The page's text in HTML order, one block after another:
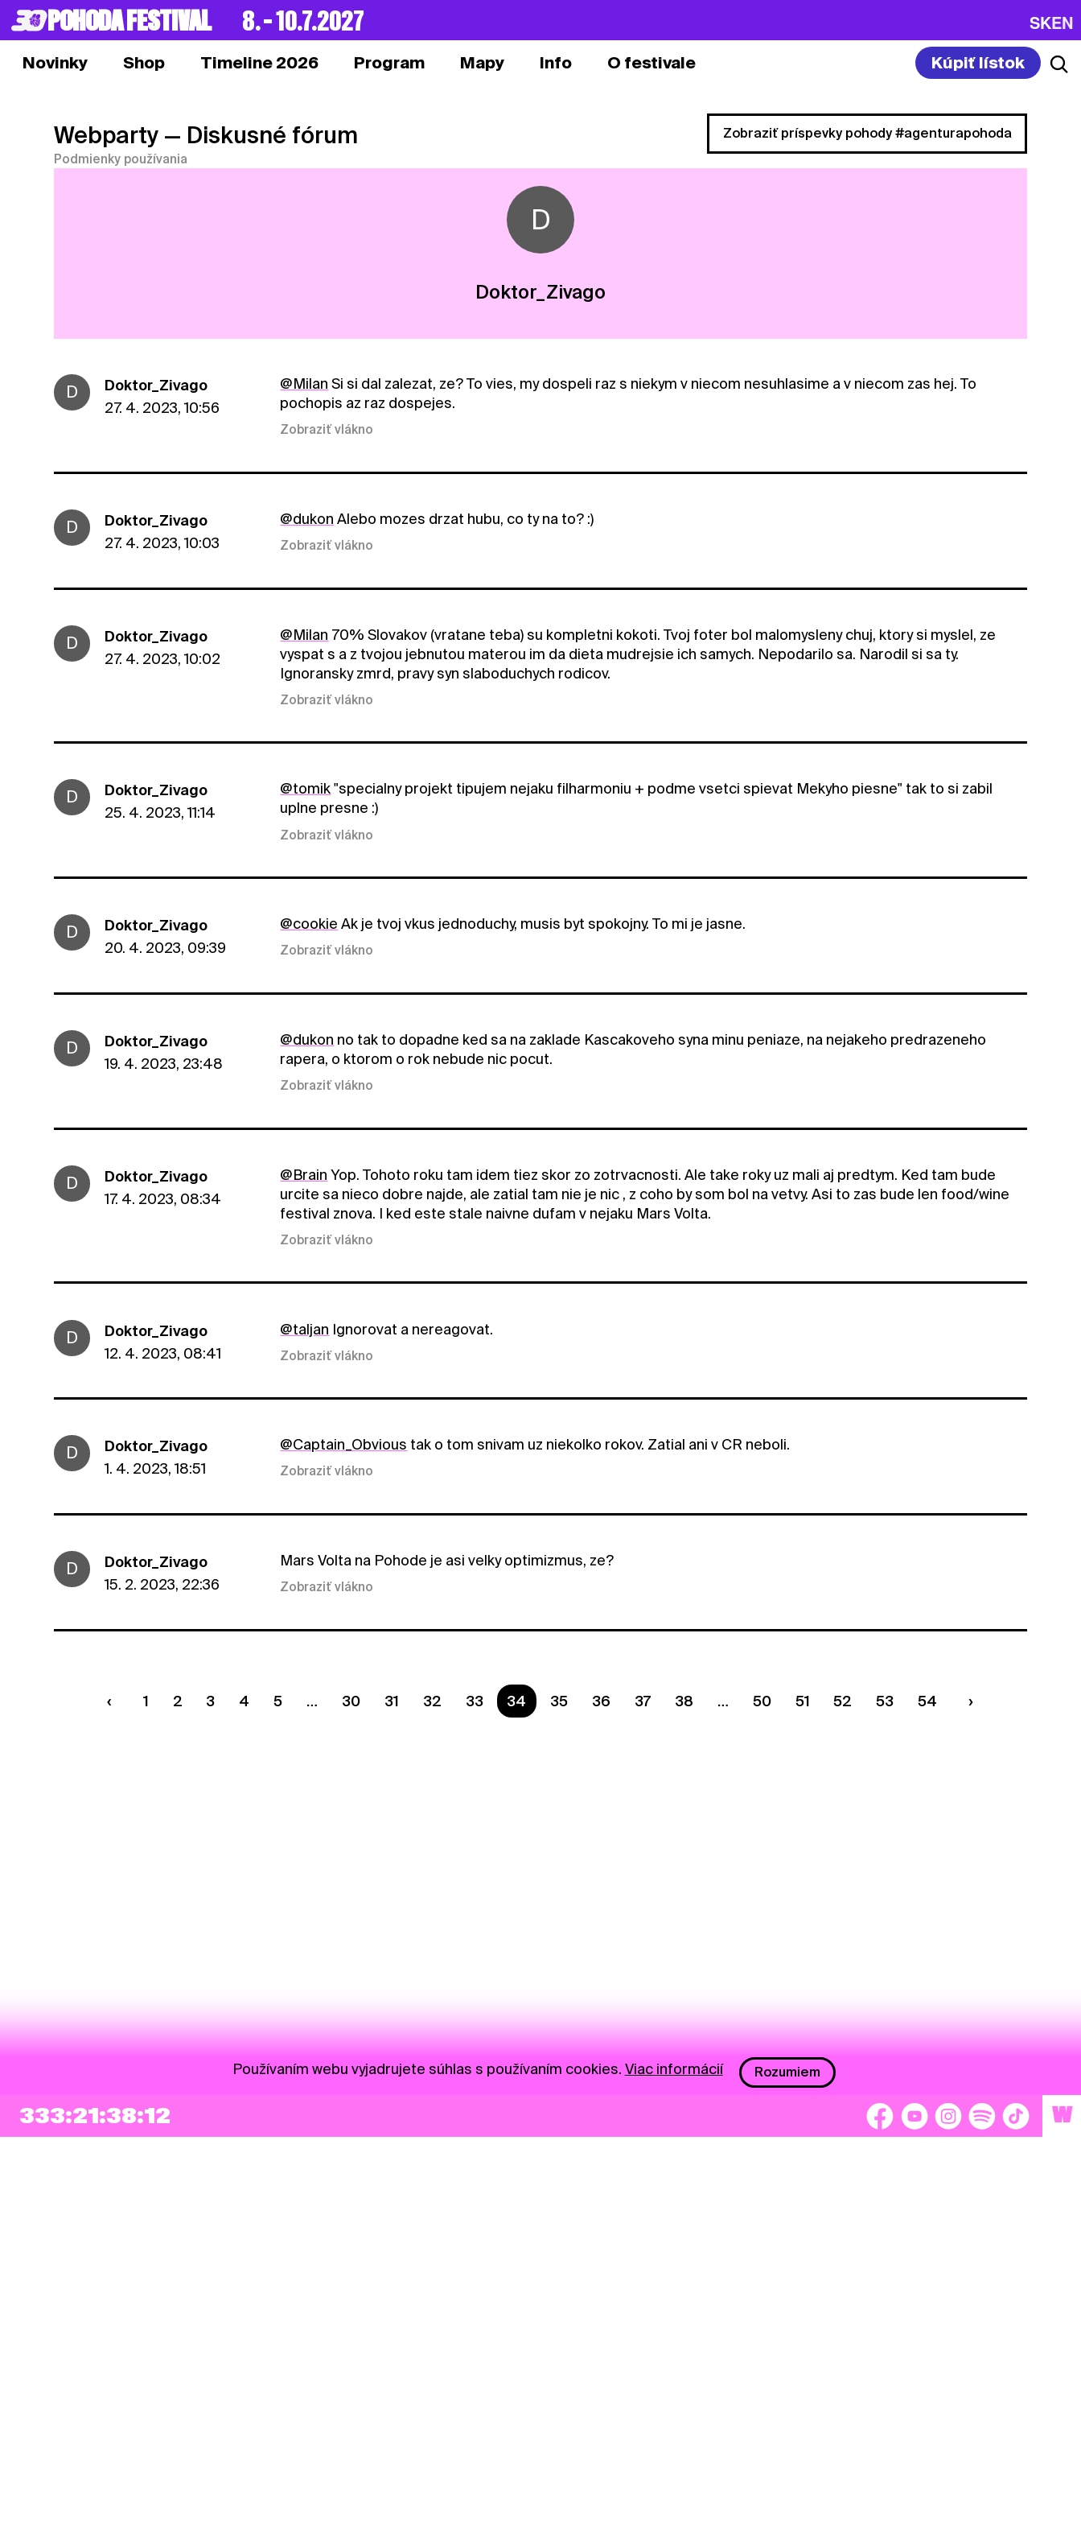
POHODA FESTIVAL 8. – 10.7.2027 SKEN
Novinky Shop Timeline 2026 Program Mapy Info O festivale Kúpiť lístok
Webparty — Diskusné fórum
Podmienky používania
Zobraziť príspevky pohody #agenturapohoda
D
Doktor_Zivago
D
Doktor_Zivago
27. 4. 2023, 10:56
@Milan Si si dal zalezat, ze? To vies, my dospeli raz s niekym v niecom nesuhlasime a v niecom zas hej. To
pochopis az raz dospejes.
Zobraziť vlákno
D
Doktor_Zivago
27. 4. 2023, 10:03
@dukon Alebo mozes drzat hubu, co ty na to? :)
Zobraziť vlákno
D
Doktor_Zivago
27. 4. 2023, 10:02
@Milan 70% Slovakov (vratane teba) su kompletni kokoti. Tvoj foter bol malomysleny chuj, ktory si myslel, ze
vyspat s a z tvojou jebnutou materou im da dieta mudrejsie ich samych. Nepodarilo sa. Narodil si sa ty.
Ignoransky zmrd, pravy syn slaboduchych rodicov.
Zobraziť vlákno
D
Doktor_Zivago
25. 4. 2023, 11:14
@tomik"specialny projekt tipujem nejaku filharmoniu + podme vsetci spievat Mekyho piesne" tak to si zabil
uplne presne :)
Zobraziť vlákno
D
Doktor_Zivago
20. 4. 2023, 09:39
@cookie Ak je tvoj vkus jednoduchy, musis byt spokojny. To mi je jasne.
Zobraziť vlákno
D
Doktor_Zivago
19. 4. 2023, 23:48
@dukon no tak to dopadne ked sa na zaklade Kascakoveho syna minu peniaze, na nejakeho predrazeneho
rapera, o ktorom o rok nebude nic pocut.
Zobraziť vlákno
D
Doktor_Zivago
17. 4. 2023, 08:34
@Brain Yop. Tohoto roku tam idem tiez skor zo zotrvacnosti. Ale take roky uz mali aj predtym. Ked tam bude
urcite sa nieco dobre najde, ale zatial tam nie je nic , z coho by som bol na vetvy. Asi to zas bude len food/wine
festival znova. I ked este stale naivne dufam v nejaku Mars Volta.
Zobraziť vlákno
D
Doktor_Zivago
12. 4. 2023, 08:41
@taljan Ignorovat a nereagovat.
Zobraziť vlákno
D
Doktor_Zivago
1. 4. 2023, 18:51
@Captain_Obvious tak o tom snivam uz niekolko rokov. Zatial ani v CR neboli.
Zobraziť vlákno
D
Doktor_Zivago
15. 2. 2023, 22:36
Mars Volta na Pohode je asi velky optimizmus, ze?
Zobraziť vlákno
1 2 3 4 5 30 31 32 33 Ste na strane
34 35 36 37 38 50 51 52 53 54
333:21:38:12 W
Používaním webu vyjadrujete súhlas s používaním cookies. Viac informácií Rozumiem